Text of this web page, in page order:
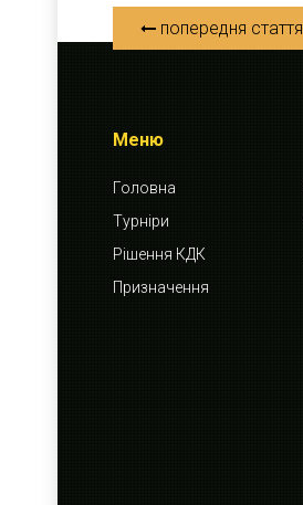
попередня стаття
Меню
Головна
Турніри
Рішення КДК
Призначення